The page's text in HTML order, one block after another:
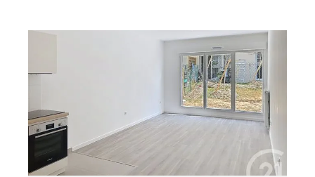
Ref : 50490
Appartement F3 à louer
945 €
par mois charges comprises
Visiter le site dédié